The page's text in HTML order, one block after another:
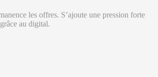
les offres. S’ajoute une pression forte
au digital.